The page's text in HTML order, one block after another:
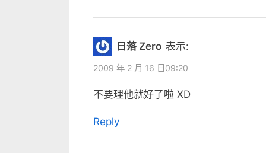
日落 Zero 表示:
2009 年 2 月 16 日09:20
不要理他就好了啦 XD
Reply